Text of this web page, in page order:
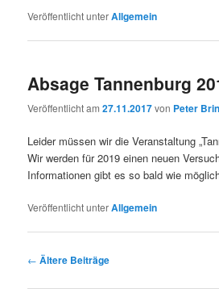
Veröffentlicht unterAllgemein
Absage Tannenburg
Veröffentlicht am27.11.2017von Peter
Leider müssen wir die Veranstaltung
Wir werden für 2019 einen neuen
Informationen gibt es so bald wie
Veröffentlicht unterAllgemein
Beitragsnavigation
← Ältere Beiträge